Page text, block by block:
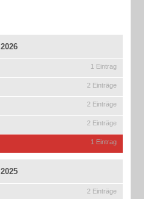
2026
1 Eintrag
2 Einträge
2 Einträge
2 Einträge
1 Eintrag
2025
2 Einträge